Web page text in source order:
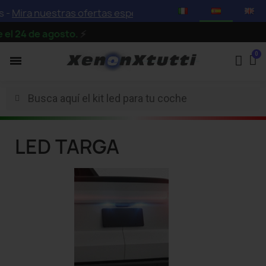
Mira nuestras ofertas especiales con descuentos de
24 de agosto.⚡
LED TARGA